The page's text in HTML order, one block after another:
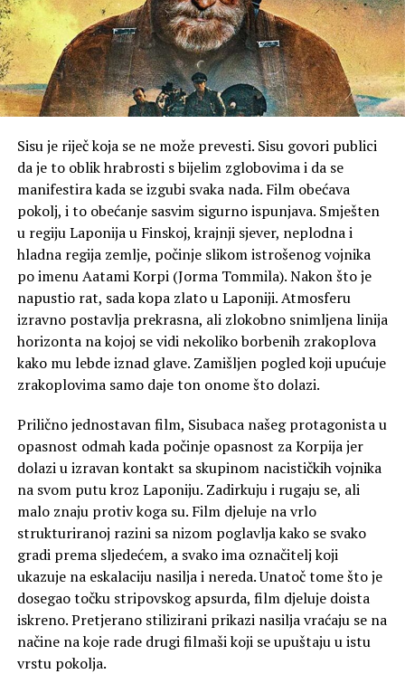
Sisu je riječ koja se ne može prevesti. Sisu govori publici
da je to oblik hrabrosti s bijelim zglobovima i da se
manifestira kada se izgubi svaka nada. Film obećava
pokolj, i to obećanje sasvim sigurno ispunjava. Smješten
u regiju Laponija u Finskoj, krajnji sjever, neplodna i
hladna regija zemlje, počinje slikom istrošenog vojnika
po imenu Aatami Korpi (Jorma Tommila). Nakon što je
napustio rat, sada kopa zlato u Laponiji. Atmosferu
izravno postavlja prekrasna, ali zlokobno snimljena linija
horizonta na kojoj se vidi nekoliko borbenih zrakoplova
kako mu lebde iznad glave. Zamišljen pogled koji upućuje
zrakoplovima samo daje ton onome što dolazi.
Prilično jednostavan film, Sisubaca našeg protagonista u
opasnost odmah kada počinje opasnost za Korpija jer
dolazi u izravan kontakt sa skupinom nacističkih vojnika
na svom putu kroz Laponiju. Zadirkuju i rugaju se, ali
malo znaju protiv koga su. Film djeluje na vrlo
strukturiranoj razini sa nizom poglavlja kako se svako
gradi prema sljedećem, a svako ima označitelj koji
ukazuje na eskalaciju nasilja i nereda. Unatoč tome što je
dosegao točku stripovskog apsurda, film djeluje doista
iskreno. Pretjerano stilizirani prikazi nasilja vraćaju se na
načine na koje rade drugi filmaši koji se upuštaju u istu
vrstu pokolja.